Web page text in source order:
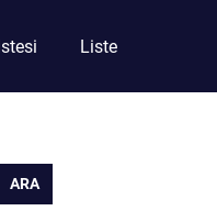
Liste
ARA